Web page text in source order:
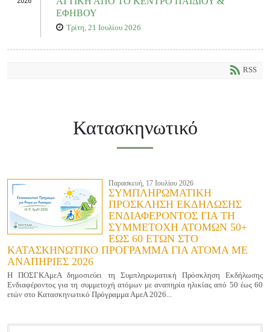
ΕΦΗΒΟΥ
Τρίτη, 21 Ιουλίου 2026
RSS
Κατασκηνωτικό
Παρασκευή, 17 Ιουλίου 2026
ΣΥΜΠΛΗΡΩΜΑΤΙΚΗ
ΠΡΟΣΚΛΗΣΗ ΕΚΔΗΛΩΣΗΣ
ΕΝΔΙΑΦΕΡΟΝΤΟΣ ΓΙΑ ΤΗ
ΣΥΜΜΕΤΟΧΗ ΑΤΟΜΩΝ 50+
ΕΩΣ 60 ΕΤΩΝ ΣΤΟ
ΚΑΤΑΣΚΗΝΩΤΙΚΟ ΠΡΟΓΡΑΜΜΑ ΓΙΑ ΑΤΟΜΑ ΜΕ
ΑΝΑΠΗΡΙΕΣ 2026
Η ΠΟΣΓΚΑμεΑ δημοσιεύει τη Συμπληρωματική Πρόσκληση Εκδήλωσης
Ενδιαφέροντος για τη συμμετοχή ατόμων με αναπηρία ηλικίας από 50 έως 60
ετών στο Κατασκηνωτικό Πρόγραμμα ΑμεΑ 2026...